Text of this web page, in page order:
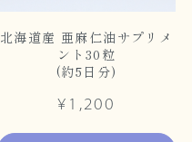
北海道産 亜麻仁油サプリメ
ント30粒
(約5日分)
¥1,200